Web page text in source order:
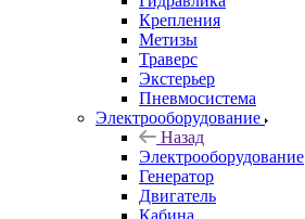
Крепления
Метизы
Траверс
Экстерьер
Пневмосистема
Электрооборудование
Назад
Электрооборудование
Генератор
Двигатель
Кабина